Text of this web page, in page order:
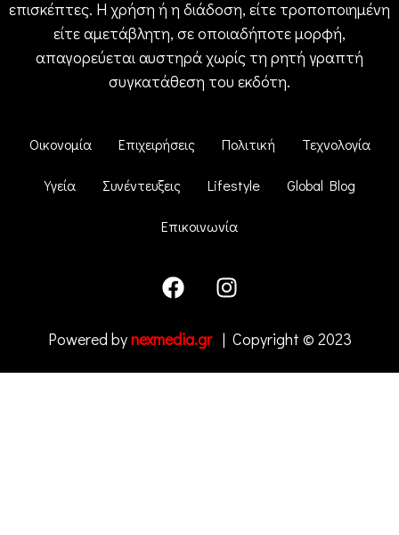
επισκέπτες. Η χρήση ή η διάδοση, είτε τροποποιημένη
είτε αμετάβλητη, σε οποιαδήποτε μορφή,
απαγορεύεται αυστηρά χωρίς τη ρητή γραπτή
συγκατάθεση του εκδότη.
Οικονομία Επιχειρήσεις Πολιτική Τεχνολογία
Υγεία Συνέντευξεις Lifestyle Global Blog
Επικοινωνία
Powered bynexmedia.gr| Copyright © 2023